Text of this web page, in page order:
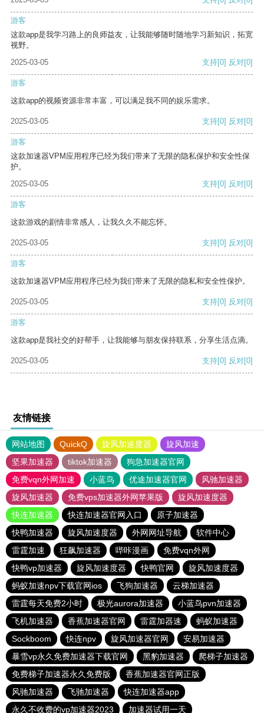
游客
这款app是我学习路上的良师益友，让我能够随时随地学习新知识，拓宽
视野。
2025-03-05
支持[0] 反对[0]
游客
这款app的视频资源非常丰富，可以满足我不同的娱乐需求。
2025-03-05 支持[0] 反对[0]
游客
这款加速器VPM应用程序已经为我们带来了无限的隐私保护和安全性保
护。
2025-03-05
支持[0] 反对[0]
游客
这款游戏的剧情非常感人，让我久久不能忘怀。
2025-03-05 支持[0] 反对[0]
游客
这款加速器VPM应用程序已经为我们带来了无限的隐私和安全性保护。
2025-03-05 支持[0] 反对[0]
游客
这款app是我社交的好帮手，让我能够与朋友保持联系，分享生活点滴。
2025-03-05 支持[0] 反对[0]
友情链接
网站地图 QuickQ 旋风加速度器
旋风加速
坚果加速器
tiktok加速器
狗急加速器官网
免费vqn外网加速
小蓝鸟 优途加速器官网
风驰加速器
旋风加速器
免费vps加速器外网苹果版
旋风加速度器
快连加速器
快连加速器官网入口
原子加速器
快鸭加速器
旋风加速度器 外网网址导航
软件中心
雷霆加速
狂飙加速器 哔咔漫画
免费vqn外网
快鸭vp加速器
旋风加速度器 快鸭官网
旋风加速度器
蚂蚁加速npv下载官网ios
飞狗加速器
云梯加速器
雷霆每天免费2小时
极光aurora加速器
小蓝鸟pvn加速器
飞机加速器
香蕉加速器官网 雷霆加器速
蚂蚁加速器
Sockboom
快连npv 旋风加速器官网
安易加速器
暴雪vp永久免费加速器下载官网
黑豹加速器
爬梯子加速器
免费梯子加速器永久免费版
香蕉加速器官网正版
风驰加速器
飞驰加速器
快连加速器app
永久不收费的vp加速器2023
加速器试用一天